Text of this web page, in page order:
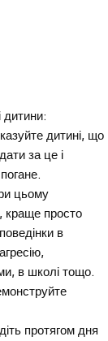
дитини:
дитині, що
за це і
цьому
краще просто
в
в школі тощо.
протягом дня